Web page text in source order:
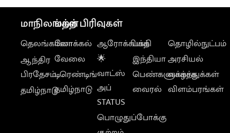
மாநிலங்கள்
தெலங்கானா
ஆந்திர
பிரதேசம்
தமிழ்நாடு
மற்ற பிரிவுகள்
லோக்கல்
வேலை
டிரெண்டிங்
தமிழ்நாடு
ஆரோக்கியம்
🌟
வாட்ஸ்
அப்
STATUS
பொழுதுப்போக்கு
பக்தி
இந்தியா
பெண்களுக்காக
வைரல்
தொழில்நுட்பம்
அரசியல்
வாழ்த்துக்கள்
விளம்பரங்கள்